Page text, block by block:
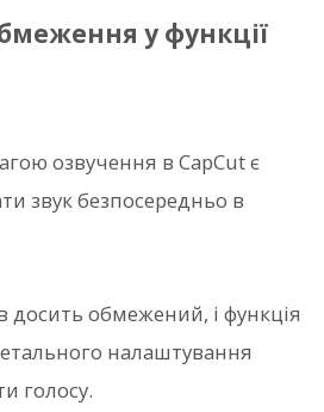
у функції
озвучення в CapCut є
звук безпосередньо в
досить обмежений, і функція
налаштування
голосу.